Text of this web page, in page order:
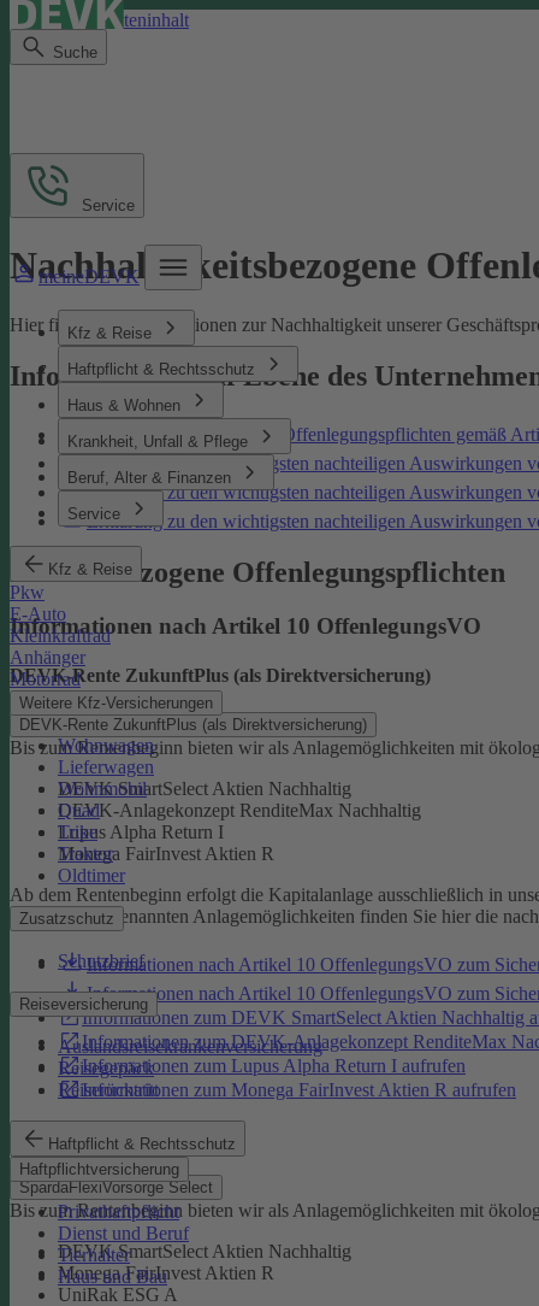
Direkt zum Seiteninhalt
Suche
meineDEVK
Kfz & Reise
Haftpflicht & Rechtsschutz
Haus & Wohnen
Krankheit, Unfall & Pflege
Beruf, Alter & Finanzen
Service
Kfz & Reise
Pkw
E-Auto
Kleinkraftrad
Anhänger
Motorrad
Weitere Kfz-Versicherungen
Wohnwagen
Lieferwagen
Wohnmobil
Quad
Trike
Traktor
Oldtimer
Zusatzschutz
Schutzbrief
Reiseversicherung
Auslandsreisekrankenversicherung
Reisegepäck
Reiserücktritt
Haftpflicht & Rechtsschutz
Haftpflichtversicherung
Privathaftpflicht
Dienst und Beruf
Tierhalter
Haus und Bau
Service
Nachhaltigkeitsbezogene
Hier finden Sie Informationen zur Nachhaltigkeit unserer
Informationen auf Ebene des
Nachhaltigkeitsbezogene Offenlegungspflichten gemäß
Erklärung zu den wichtigsten nachteiligen
Erklärung zu den wichtigsten nachteiligen Auswirkungen
Erklärung zu den wichtigsten nachteiligen Auswirkungen
Produktbezogene Offenlegungspflichten
Informationen nach Artikel 10 OffenlegungsVO
DEVK-Rente ZukunftPlus (als Direktversicherung)
DEVK-Rente ZukunftPlus (als Direktversicherung)
Bis zum Rentenbeginn bieten wir als Anlagemöglichkeiten mit
DEVK SmartSelect Aktien Nachhaltig
DEVK-Anlagekonzept RenditeMax Nachhaltig
Lupus Alpha Return I
Monega FairInvest Aktien R
Ab dem Rentenbeginn erfolgt die Kapitalanlage ausschließlich in
Zu den oben genannten Anlagemöglichkeiten finden Sie hier die
Informationen nach Artikel 10 OffenlegungsVO zum
Informationen nach Artikel 10 OffenlegungsVO zum
Informationen zum DEVK SmartSelect Aktien Nachhaltig
Informationen zum DEVK-Anlagekonzept RenditeMax
Informationen zum Lupus Alpha Return I aufrufen
Informationen zum Monega FairInvest Aktien R aufrufen
SpardaFlexiVorsorge Select
SpardaFlexiVorsorge Select
Bis zum Rentenbeginn bieten wir als Anlagemöglichkeiten mit
DEVK SmartSelect Aktien Nachhaltig
Monega FairInvest Aktien R
UniRak ESG A